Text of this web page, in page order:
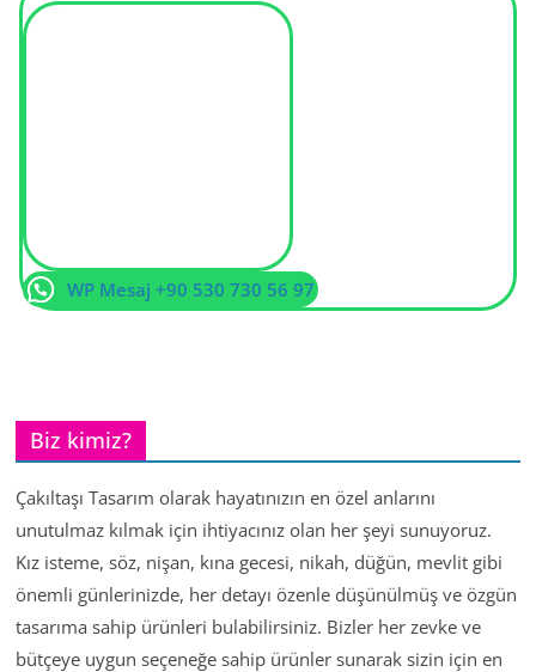
WP Mesaj +90 530 730 56 97
Biz kimiz?
Çakıltaşı Tasarım olarak hayatınızın en özel anlarını
unutulmaz kılmak için ihtiyacınız olan her şeyi sunuyoruz.
Kız isteme, söz, nişan, kına gecesi, nikah, düğün, mevlit gibi
önemli günlerinizde, her detayı özenle düşünülmüş ve özgün
tasarıma sahip ürünleri bulabilirsiniz. Bizler her zevke ve
bütçeye uygun seçeneğe sahip ürünler sunarak sizin için en